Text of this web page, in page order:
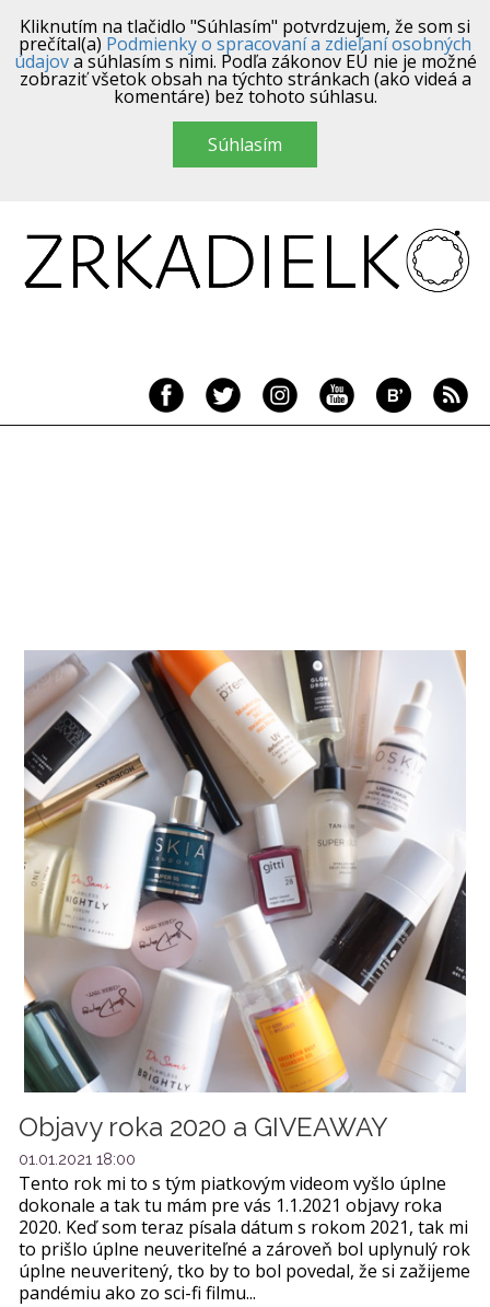
Kliknutím na tlačidlo "Súhlasím" potvrdzujem, že som si
prečítal(a) Podmienky o spracovaní a zdieľaní osobných
údajova súhlasím s nimi. Podľa zákonov EÚ nie je možné
zobraziť všetok obsah na týchto stránkach (ako videá a
komentáre) bez tohoto súhlasu.
Súhlasím
Objavy roka 2020 a GIVEAWAY
01.01.2021 18:00
Tento rok mi to s tým piatkovým videom vyšlo úplne
dokonale a tak tu mám pre vás 1.1.2021 objavy roka
2020. Keď som teraz písala dátum s rokom 2021, tak mi
to prišlo úplne neuveriteľné a zároveň bol uplynulý rok
úplne neuveritený, tko by to bol povedal, že si zažijeme
pandémiu ako zo sci-fi filmu...